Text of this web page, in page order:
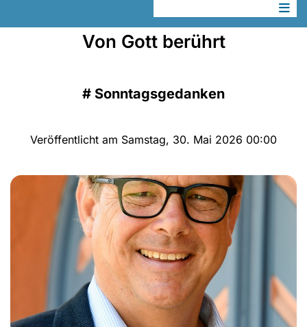
Von Gott berührt
# Sonntagsgedanken
Veröffentlicht am Samstag, 30. Mai 2026 00:00